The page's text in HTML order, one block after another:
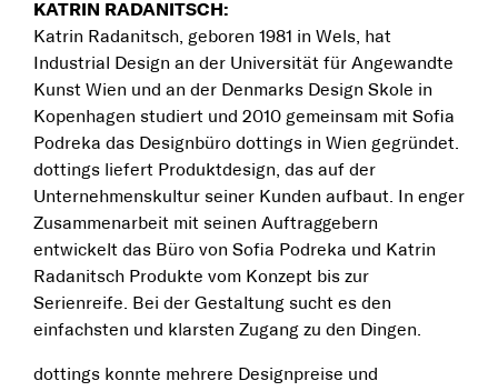
KATRIN RADANITSCH:
Katrin Radanitsch, geboren 1981 in Wels, hat
Industrial Design an der Universität für Angewandte
Kunst Wien und an der Denmarks Design Skole in
Kopenhagen studiert und 2010 gemeinsam mit Sofia
Podreka das Designbüro dottings in Wien gegründet.
dottings liefert Produktdesign, das auf der
Unternehmenskultur seiner Kunden aufbaut. In enger
Zusammenarbeit mit seinen Auftraggebern
entwickelt das Büro von Sofia Podreka und Katrin
Radanitsch Produkte vom Konzept bis zur
Serienreife. Bei der Gestaltung sucht es den
einfachsten und klarsten Zugang zu den Dingen.
dottings konnte mehrere Designpreise und